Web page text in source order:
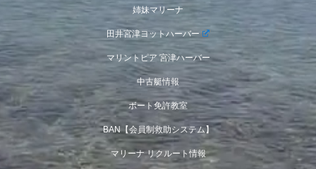
姉妹マリーナ
田井宮津ヨットハーバー
マリントピア 宮津ハーバー
中古艇情報
ボート免許教室
BAN【会員制救助システム】
マリーナ リクルート情報